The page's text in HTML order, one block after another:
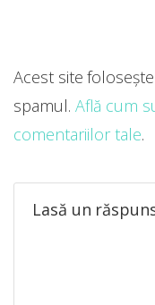
Lasă un
Acest site
spamul. Află cum
comentariilor tale.